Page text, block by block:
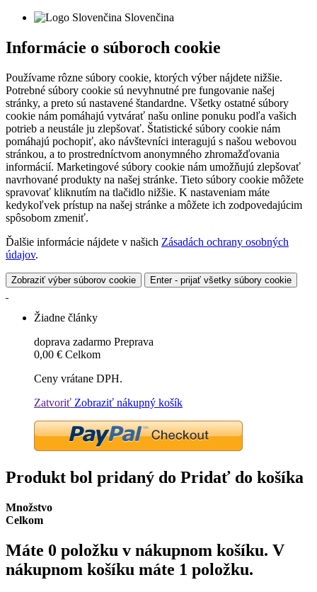
Slovenčina
Informácie o súboroch cookie
Používame rôzne súbory cookie, ktorých výber nájdete nižšie.
Potrebné súbory cookie sú nevyhnutné pre fungovanie našej
stránky, a preto sú nastavené štandardne. Všetky ostatné súbory
cookie nám pomáhajú vytvárať našu online ponuku podľa vašich
potrieb a neustále ju zlepšovať. Štatistické súbory cookie nám
pomáhajú pochopiť, ako návštevníci interagujú s našou webovou
stránkou, a to prostredníctvom anonymného zhromažďovania
informácií. Marketingové súbory cookie nám umožňujú zlepšovať
navrhované produkty na našej stránke. Tieto súbory cookie môžete
spravovať kliknutím na tlačidlo nižšie. K nastaveniam máte
kedykoľvek prístup na našej stránke a môžete ich zodpovedajúcim
spôsobom zmeniť.
Ďalšie informácie nájdete v našich Zásadách ochrany osobných
údajov.
Zobraziť výber súborov cookie Enter - prijať všetky súbory cookie
Žiadne články
doprava zadarmo Preprava
0,00 € Celkom
Ceny vrátane DPH.
Zatvoriť Zobraziť nákupný košík
Produkt bol pridaný do Pridať do košíka
Množstvo
Celkom
Máte 0 položku v nákupnom košíku. V
nákupnom košíku máte 1 položku.